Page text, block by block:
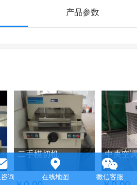
产品参数
二手模切机 中央空
询 在线地图 微信客服